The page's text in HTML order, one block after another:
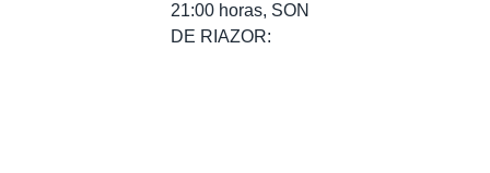
21:00 horas, SON
DE RIAZOR: